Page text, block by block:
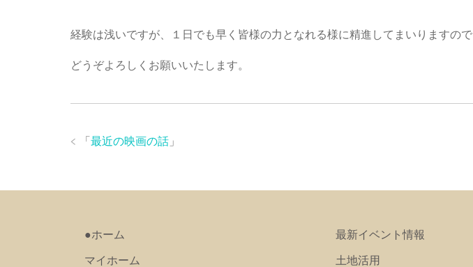
経験は浅いですが、１日でも早く皆様の力となれる様に精進してまいりますので
どうぞよろしくお願いいたします。
「 最近の映画の話 」
●ホーム
マイホーム
最新イベント情報
土地活用